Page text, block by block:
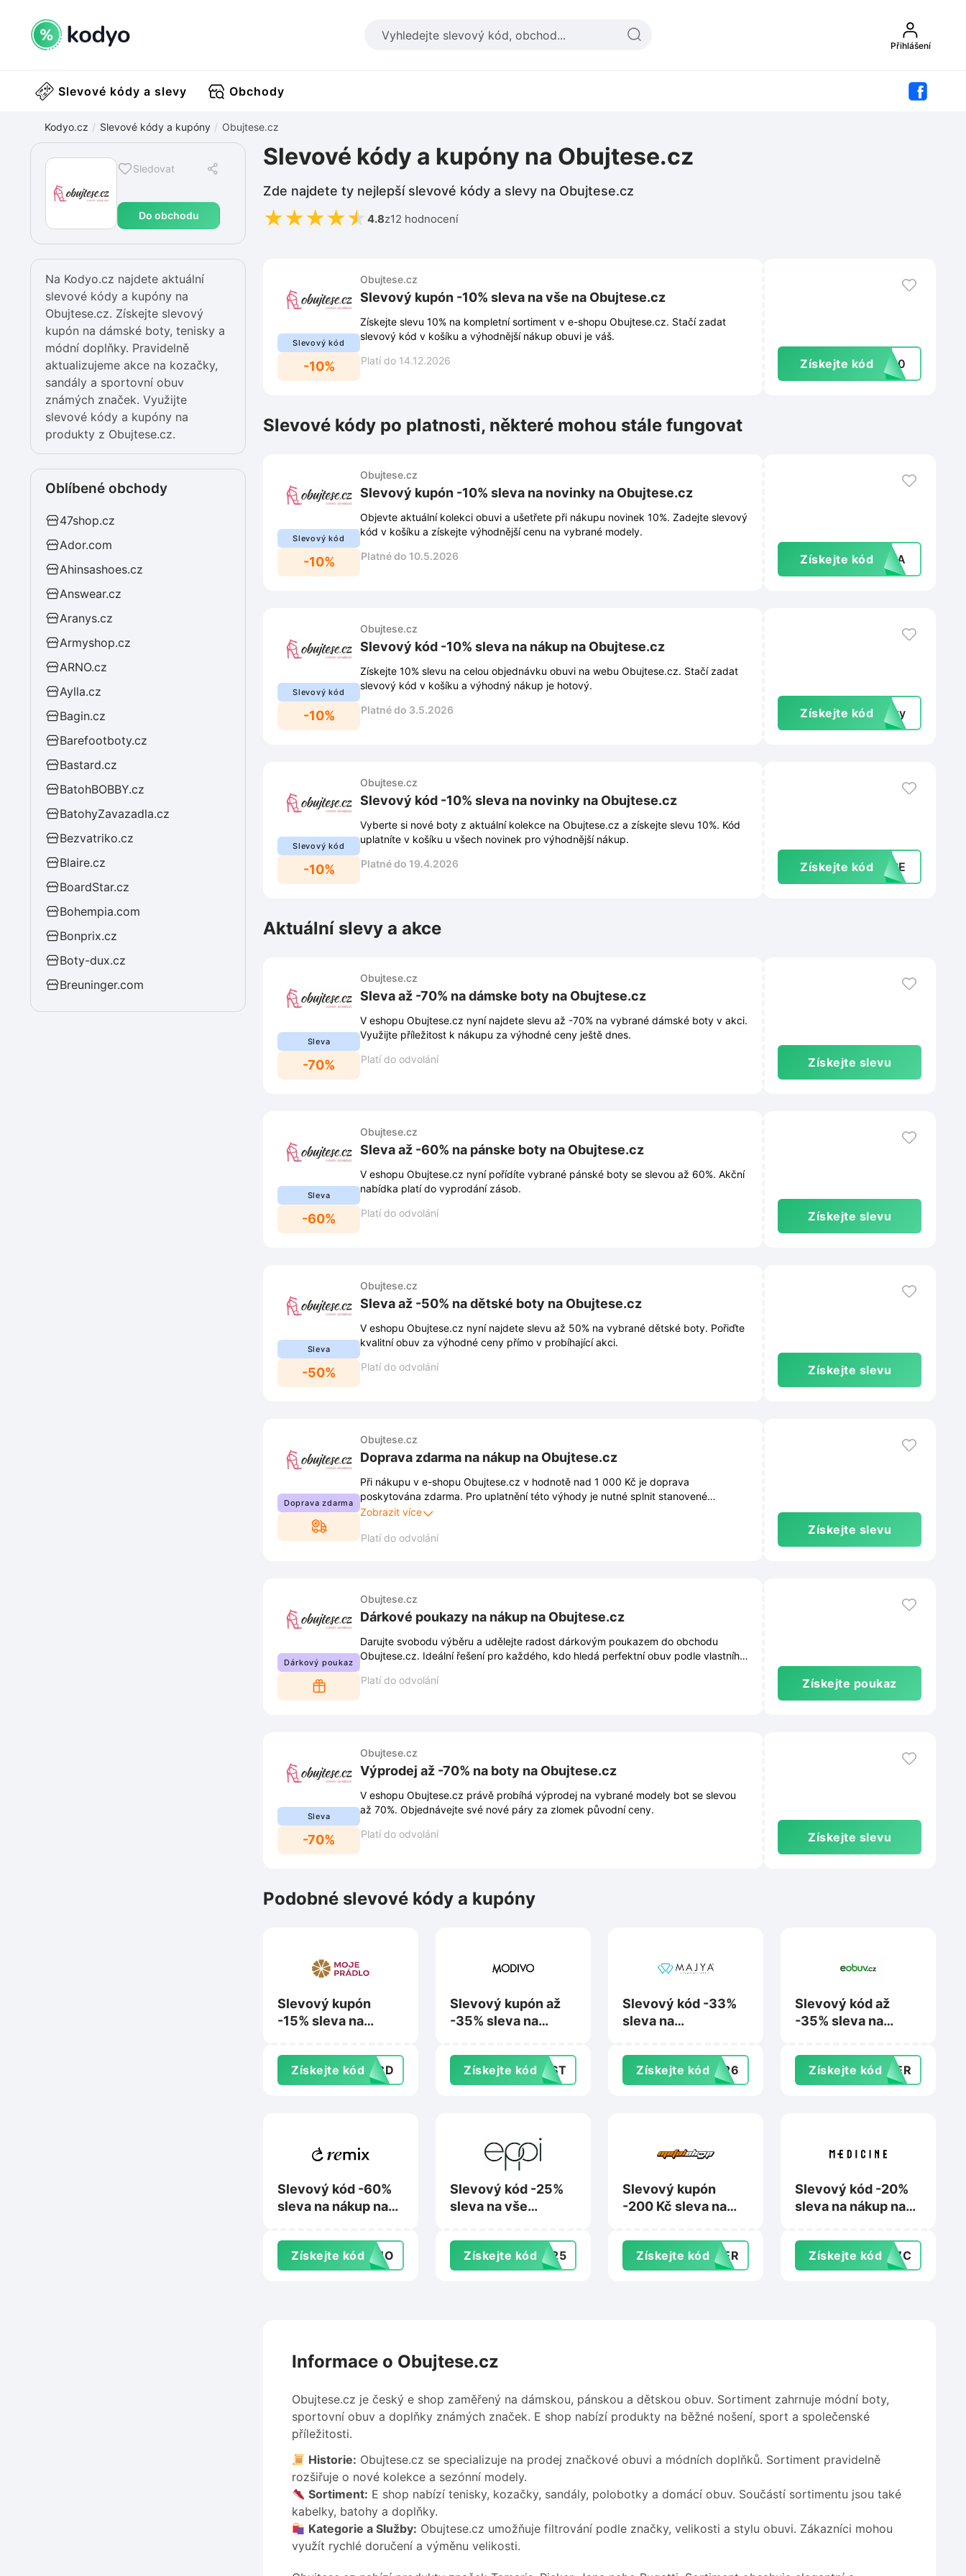
Přihlášení
Slevové kódy a slevy Obchody
Kodyo.cz Slevové kódy a kupóny Obujtese.cz
Sledovat
Do obchodu
Slevové kódy a kupóny na Obujtese.cz
Zde najdete ty nejlepší slevové kódy a slevy na Obujtese.cz
★★★★★ 4.8z12 hodnocení
Na Kodyo.cz najdete aktuální
slevové kódy a kupóny na
Obujtese.cz. Získejte slevový
kupón na dámské boty, tenisky a
módní doplňky. Pravidelně
aktualizujeme akce na kozačky,
sandály a sportovní obuv
známých značek. Využijte
slevové kódy a kupóny na
produkty z Obujtese.cz.
Oblíbené obchody
47shop.cz
Ador.com
Ahinsashoes.cz
Answear.cz
Aranys.cz
Armyshop.cz
ARNO.cz
Aylla.cz
Bagin.cz
Barefootboty.cz
Bastard.cz
BatohBOBBY.cz
BatohyZavazadla.cz
Bezvatriko.cz
Blaire.cz
BoardStar.cz
Bohempia.com
Bonprix.cz
Boty-dux.cz
Breuninger.com
Slevový kód
-10%
Obujtese.cz
Slevový kupón -10% sleva na vše na Obujtese.cz
Získejte slevu 10% na kompletní sortiment v e-shopu Obujtese.cz. Stačí zadat
slevový kód v košíku a výhodnější nákup obuvi je váš.
Platí do 14.12.2026
Získejte kód va10
Slevové kódy po platnosti, některé mohou stále fungovat
Slevový kód
-10%
Obujtese.cz
Slevový kupón -10% sleva na novinky na Obujtese.cz
Objevte aktuální kolekci obuvi a ušetřete při nákupu novinek 10%. Zadejte slevový
kód v košíku a získejte výhodnější cenu na vybrané modely.
Platné do 10.5.2026
Získejte kód INKA
Slevový kód
-10%
Obujtese.cz
Slevový kód -10% sleva na nákup na Obujtese.cz
Získejte 10% slevu na celou objednávku obuvi na webu Obujtese.cz. Stačí zadat
slevový kód v košíku a výhodný nákup je hotový.
Platné do 3.5.2026
Získejte kód inky
Slevový kód
-10%
Obujtese.cz
Slevový kód -10% sleva na novinky na Obujtese.cz
Vyberte si nové boty z aktuální kolekce na Obujtese.cz a získejte slevu 10%. Kód
uplatníte v košíku u všech novinek pro výhodnější nákup.
Platné do 19.4.2026
Získejte kód TESE
Aktuální slevy a akce
Sleva
-70%
Obujtese.cz
Sleva až -70% na dámske boty na Obujtese.cz
V eshopu Obujtese.cz nyní najdete slevu až -70% na vybrané dámské boty v akci.
Využijte příležitost k nákupu za výhodné ceny ještě dnes.
Platí do odvolání
Získejte slevu
Sleva
-60%
Obujtese.cz
Sleva až -60% na pánske boty na Obujtese.cz
V eshopu Obujtese.cz nyní pořídíte vybrané pánské boty se slevou až 60%. Akční
nabídka platí do vyprodání zásob.
Platí do odvolání
Získejte slevu
Sleva
-50%
Obujtese.cz
Sleva až -50% na dětské boty na Obujtese.cz
V eshopu Obujtese.cz nyní najdete slevu až 50% na vybrané dětské boty. Pořiďte
kvalitní obuv za výhodné ceny přímo v probíhající akci.
Platí do odvolání
Získejte slevu
Doprava zdarma
Obujtese.cz
Doprava zdarma na nákup na Obujtese.cz
Při nákupu v e-shopu Obujtese.cz v hodnotě nad 1 000 Kč je doprava
poskytována zdarma. Pro uplatnění této výhody je nutné splnit stanovené
obchodní podmínky. Kompletní pravidla jsou dostupná na webových stránkách a
Zobrazit více
Platí do odvolání
Získejte slevu
Dárkový poukaz
Obujtese.cz
Dárkové poukazy na nákup na Obujtese.cz
Darujte svobodu výběru a udělejte radost dárkovým poukazem do obchodu
Obujtese.cz. Ideální řešení pro každého, kdo hledá perfektní obuv podle vlastního
Platí do odvolání
Získejte poukaz
Sleva
-70%
Obujtese.cz
Výprodej až -70% na boty na Obujtese.cz
V eshopu Obujtese.cz právě probíhá výprodej na vybrané modely bot se slevou
až 70%. Objednávejte své nové páry za zlomek původní ceny.
Platí do odvolání
Získejte slevu
Podobné slevové kódy a kupóny
Slevový kupón
-15% sleva na
pradlo.cz
Získejte kód28CD
Slevový kupón až
-35% sleva na
Získejte kódLAST
Slevový kód -33%
sleva na
na Majya.cz
Získejte kód7326
Slevový kód až
-35% sleva na
Získejte kódMMER
Slevový kód -60%
sleva na nákup na
Získejte kódFOMO
Slevový kód -25%
sleva na vše
Získejte kódUN25
Slevový kupón
-200 Kč sleva na
na Metalshop.cz
Získejte kódMMER
Slevový kód -20%
sleva na nákup na
Získejte kódEC7C
Informace o Obujtese.cz
Obujtese.cz je český e shop zaměřený na dámskou, pánskou a dětskou obuv. Sortiment zahrnuje módní boty,
sportovní obuv a doplňky známých značek. E shop nabízí produkty na běžné nošení, sport a společenské
příležitosti.
Historie: Obujtese.cz se specializuje na prodej značkové obuvi a módních doplňků. Sortiment pravidelně
rozšiřuje o nové kolekce a sezónní modely.
Sortiment: E shop nabízí tenisky, kozačky, sandály, polobotky a domácí obuv. Součástí sortimentu jsou také
kabelky, batohy a doplňky.
Kategorie a Služby: Obujtese.cz umožňuje filtrování podle značky, velikosti a stylu obuvi. Zákazníci mohou
využít rychlé doručení a výměnu velikosti.